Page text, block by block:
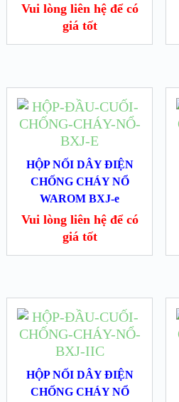
Vui lòng liên hệ để có
giá tốt
HỘP NỐI DÂY ĐIỆN
CHỐNG CHÁY NỔ
WAROM BXJ-e
Vui lòng liên hệ để có
giá tốt
HỘP NỐI DÂY ĐIỆN
CHỐNG CHÁY NỔ